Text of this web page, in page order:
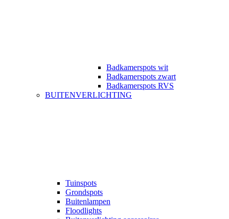
Badkamerspots wit
Badkamerspots zwart
Badkamerspots RVS
BUITENVERLICHTING
Tuinspots
Grondspots
Buitenlampen
Floodlights